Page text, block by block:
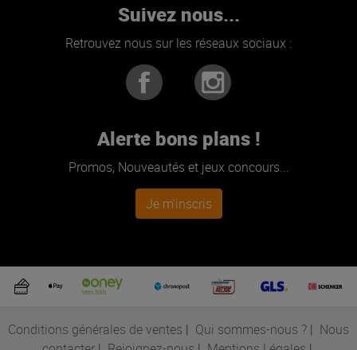
Suivez nous...
Retrouvez nous sur les réseaux sociaux :
Alerte bons plans !
Promos, Nouveautés et jeux concours...
Je m'inscris
Conditions générales de ventes | Qui sommes-nous ? | Nous